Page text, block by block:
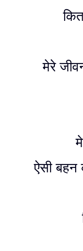
मेरे
ऐसी बहन